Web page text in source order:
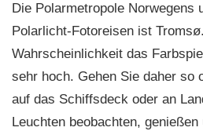
Die Polarmetropole Norwegens
Polarlicht-Fotoreisen ist
Wahrscheinlichkeit das
sehr hoch. Gehen Sie daher so
auf das Schiffsdeck oder an
Leuchten beobachten,